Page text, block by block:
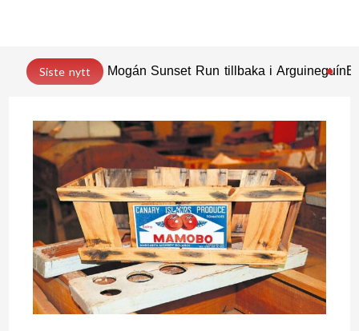
Siste nytt Mogán Sunset Run tillbaka i Arguineguín